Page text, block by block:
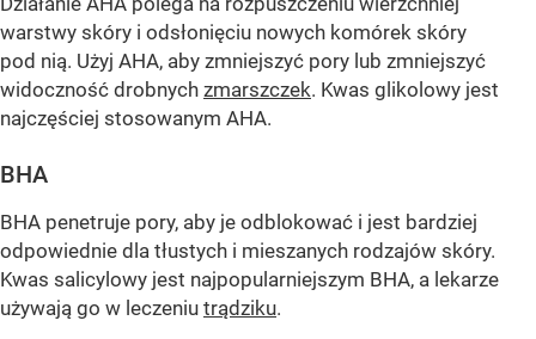
warstwy skóry i odsłonięciu nowych komórek skóry
pod nią. Użyj AHA, aby zmniejszyć pory lub zmniejszyć
widoczność drobnych zmarszczek. Kwas glikolowy jest
najczęściej stosowanym AHA.
BHA
BHA penetruje pory, aby je odblokować i jest bardziej
odpowiednie dla tłustych i mieszanych rodzajów skóry.
Kwas salicylowy jest najpopularniejszym BHA, a lekarze
używają go w leczeniu trądziku.